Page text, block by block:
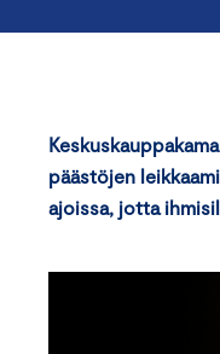
päästöjen
ajoissa, jotta